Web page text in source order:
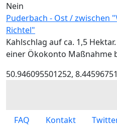
Nein
Puderbach - Ost / zwischen
Richtel"
Kahlschlag auf ca. 1,5
einer Ökokonto Maßnahme
50.946095501252,
Footer menu
FAQ Kontakt